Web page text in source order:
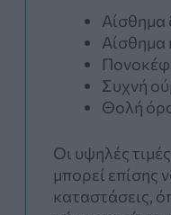
Αίσθημα
Αίσθημα
Συχνή
Θολή
Οι υψηλές
μπορεί επίσης
καταστάσεις,